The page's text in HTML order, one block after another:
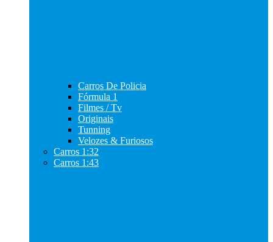
Carros De Policia
Fórmula 1
Filmes / Tv
Originais
Tunning
Velozes & Furiosos
Carros 1:32
Carros 1:43